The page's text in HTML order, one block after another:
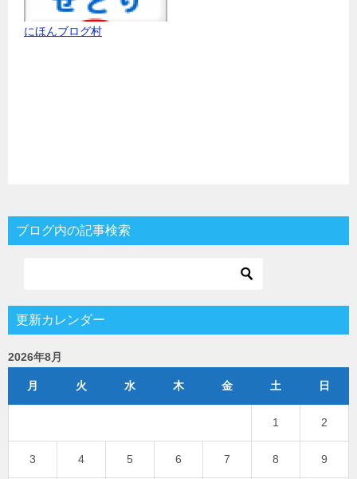
にほんブログ村
ブログ内の記事検索
更新カレンダー
2026年8月
月 火 水 木 金 土 日
1 2
3 4 5 6 7 8 9